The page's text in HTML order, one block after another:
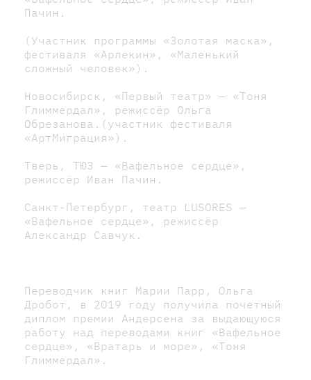
Пачин.
(Участник программы «Золотая маска»,
фестиваля «Арлекин», «Маленький
сложный человек»).
Новосибирск, «Первый театр» — «Тоня
Глиммердал», режиссёр Ольга
Обрезанова.(участник фестиваля
«АртМиграция»).
Тверь, ТЮЗ — «Вафельное сердце»,
режиссёр Иван Пачин.
Санкт-Петербург, театр LUSORES —
«Вафельное сердце», режиссёр
Александр Савчук.
Переводчик книг Марии Парр, Ольга
Дробот, в 2019 году получила почетный
диплом премии Андерсена за выдающуюся
работу над переводами книг «Вафельное
сердце», «Вратарь и море», «Тоня
Глиммердал».